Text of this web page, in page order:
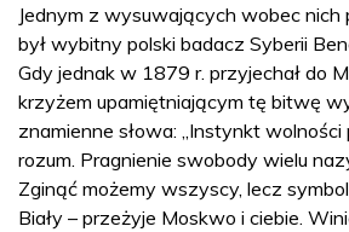
Jednym z wysuwających wobec
był wybitny polski badacz Syberii
Gdy jednak w 1879 r. przyjechał do
krzyżem upamiętniającym tę bitwę
znamienne słowa: „Instynkt wolności
rozum. Pragnienie swobody wielu
Zginąć możemy wszyscy, lecz
Biały – przeżyje Moskwo i ciebie.